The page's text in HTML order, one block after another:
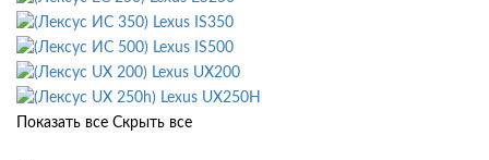
Lexus IS350
Lexus IS500
Lexus UX200
Lexus UX250H
Показать все Скрыть все